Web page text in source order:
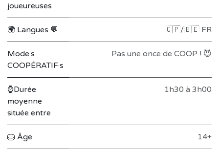
joueureuses
🌍 Langues 💬 🇨🇵/🇧🇪 FR
Mode·s
COOPÉRATIF·s
Pas une once de COOP ! 😈
⌚Durée
moyenne
située entre
1h30 à 3h00
🎂 Âge 14+